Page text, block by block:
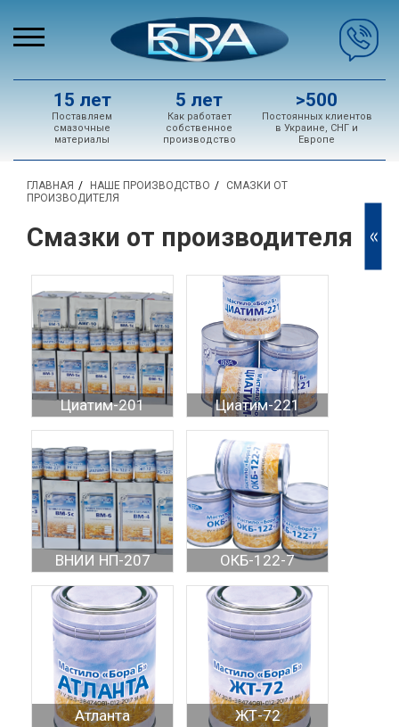
15 лет
Поставляем
смазочные
материалы
5 лет
Как работает
собственное
производство
>500
Постоянных клиентов
в Украине, СНГ и
Европе
ГЛАВНАЯ НАШЕ ПРОИЗВОДСТВО
СМАЗКИ ОТ
ПРОИЗВОДИТЕЛЯ
Смазки от производителя
Циатим-201 Циатим-221
ВНИИ НП-207 ОКБ-122-7
Атланта ЖТ-72
<<